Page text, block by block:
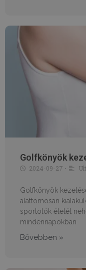
Golfkönyök
2024-09-27 •
Golfkönyök
alattomosan
sportolók életét
mindennapokban
Bővebben »